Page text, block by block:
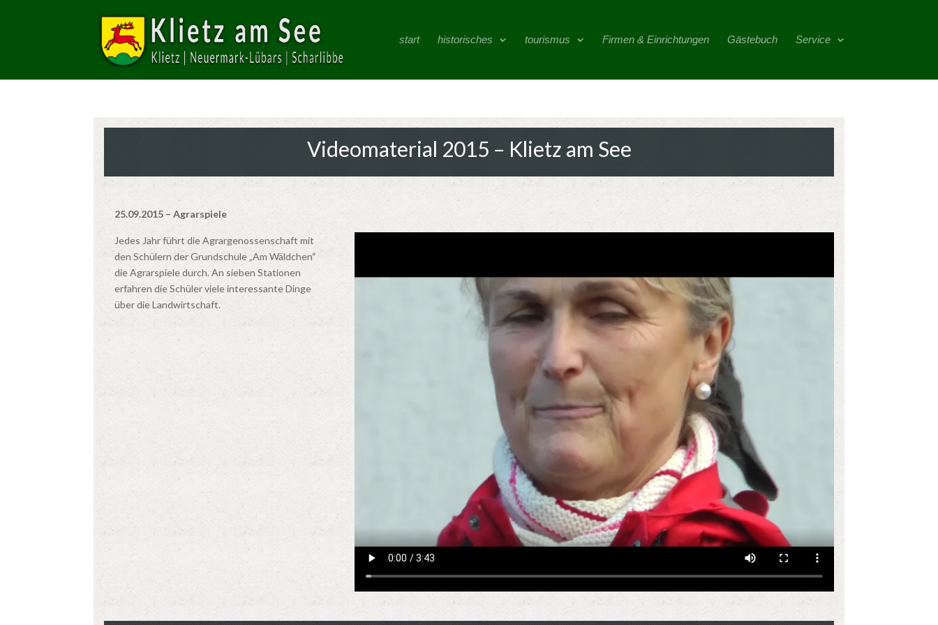
start historisches tourismus Firmen & Einrichtungen Gästebuch Service
Videomaterial 2015 – Klietz am See
25.09.2015 – Agrarspiele
Jedes Jahr führt die Agrargenossenschaft mit
den Schülern der Grundschule „Am Wäldchen“
die Agrarspiele durch. An sieben Stationen
erfahren die Schüler viele interessante Dinge
über die Landwirtschaft.